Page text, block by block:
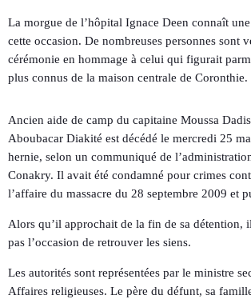
La morgue de l’hôpital Ignace Deen connaît
cette occasion. De nombreuses personnes sont
cérémonie en hommage à celui qui figurait
plus connus de la maison centrale de Coronthie.
Ancien aide de camp du capitaine Moussa
Aboubacar Diakité est décédé le mercredi 25
hernie, selon un communiqué de
Conakry. Il avait été condamné pour crimes
l’affaire du massacre du 28 septembre 2009 et
Alors qu’il approchait de la fin de sa détention,
pas l’occasion de retrouver les siens.
Les autorités sont représentées par le ministre
Affaires religieuses. Le père du défunt, sa